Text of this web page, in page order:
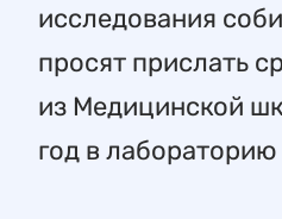
исследования
просят прислать
из Медицинской
год в